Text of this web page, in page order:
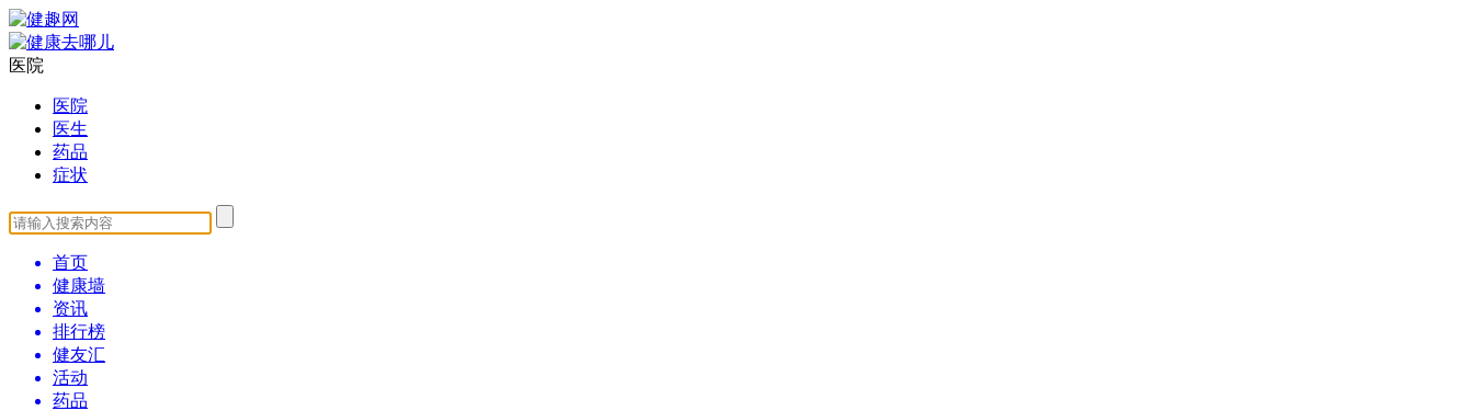
医院
医院
医生
药品
症状
首页
健康墙
资讯
排行榜
健友汇
活动
药品